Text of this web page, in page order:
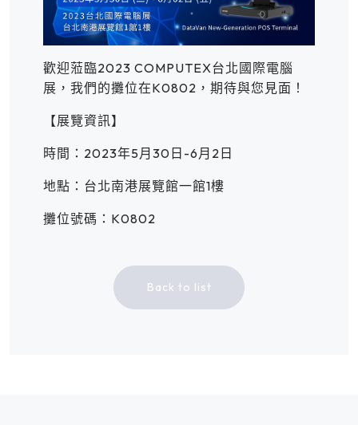
歡迎蒞臨2023 COMPUTEX台北國際電腦
展，我們的攤位在K0802，期待與您見面！
【展覽資訊】
時間：2023年5月30日-6月2日
地點：台北南港展覽館一館1樓
攤位號碼：K0802
Back to list